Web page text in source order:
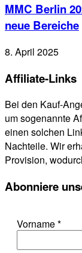
MMC Berlin
neue Bereiche
8. April 2025
Affiliate-Links
Bei den Kauf-
um sogenannte
einen solchen
Nachteile. Wir
Provision,
Abonniere
Vorname*